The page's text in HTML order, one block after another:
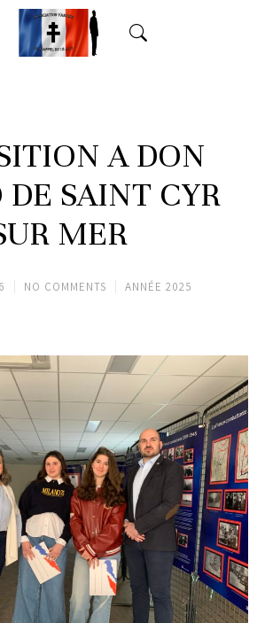
A DON
DE SAINT CYR
MER
NO COMMENTS ANNÉE 2025